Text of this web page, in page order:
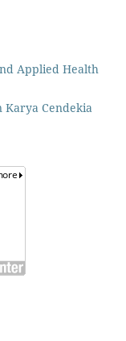
Applied Health
Karya Cendekia